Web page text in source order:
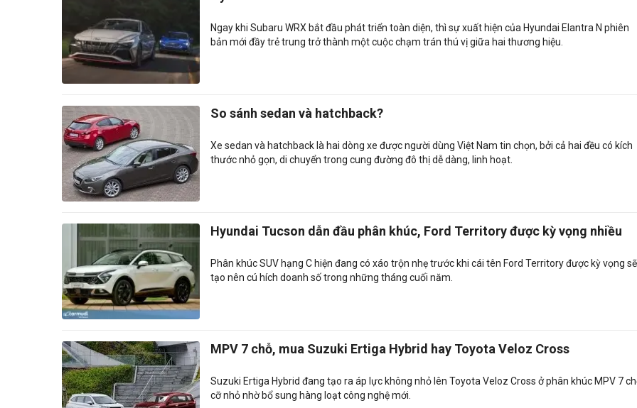
Ngay khi Subaru WRX bắt đầu phát triển toàn diện, thì sự xuất hiện của Hyundai Elantra N phiên
bản mới đầy trẻ trung trở thành một cuộc chạm trán thú vị giữa hai thương hiệu.
So sánh sedan và hatchback?
Xe sedan và hatchback là hai dòng xe được người dùng Việt Nam tin chọn, bởi cả hai đều có kích
thước nhỏ gọn, di chuyển trong cung đường đô thị dễ dàng, linh hoạt.
Hyundai Tucson dẫn đầu phân khúc, Ford Territory được kỳ vọng nhiều
Phân khúc SUV hạng C hiện đang có xáo trộn nhẹ trước khi cái tên Ford Territory được kỳ vọng sẽ
tạo nên cú hích doanh số trong những tháng cuối năm.
MPV 7 chỗ, mua Suzuki Ertiga Hybrid hay Toyota Veloz Cross
Suzuki Ertiga Hybrid đang tạo ra áp lực không nhỏ lên Toyota Veloz Cross ở phân khúc MPV 7
cỡ nhỏ nhờ bổ sung hàng loạt công nghệ mới.